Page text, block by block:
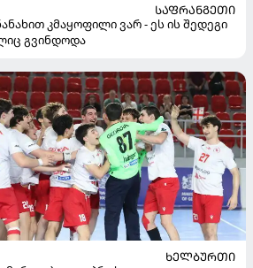
ᲡᲐᲤᲠᲐᲜᲒᲔᲗᲘ
კმაყოფილი ვარ - ეს ის შედეგი
გვინდოდა
ᲮᲔᲚᲑᲣᲠᲗᲘ